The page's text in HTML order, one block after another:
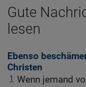
Gute
lesen
Ebenso
Christen
1 Wenn jemand